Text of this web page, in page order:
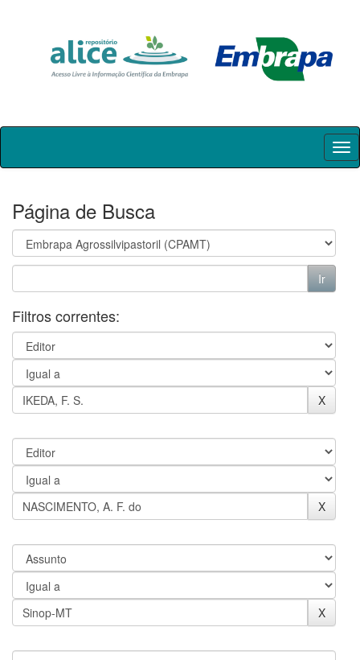
Skip
Página de Busca
Filtros correntes: